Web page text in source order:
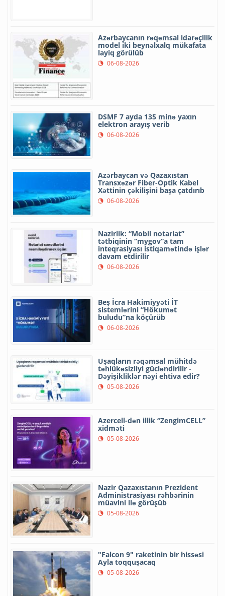
Azərbaycanın rəqəmsal idarəçilik
model iki beynəlxalq mükafata
layiq görülüb
06-08-2026
DSMF 7 ayda 135 minə yaxın
elektron arayış verib
06-08-2026
Azərbaycan və Qazaxıstan
Transxəzər Fiber-Optik Kabel
Xəttinin çəkilişini başa çatdırıb
06-08-2026
Nazirlik: “Mobil notariat”
tətbiqinin “mygov”a tam
inteqrasiyası istiqamətində işlər
davam etdirilir
06-08-2026
Beş İcra Hakimiyyəti İT
sistemlərini “Hökumət
buludu”na köçürüb
06-08-2026
Uşaqların rəqəmsal mühitdə
təhlükəsizliyi gücləndirilir -
Dəyişikliklər nəyi ehtiva edir?
05-08-2026
Azercell-dən illik “ZengimCELL”
xidməti
05-08-2026
Nazir Qazaxıstanın Prezident
Administrasiyası rəhbərinin
müavini ilə görüşüb
05-08-2026
"Falcon 9" raketinin bir hissəsi
Ayla toqquşacaq
05-08-2026